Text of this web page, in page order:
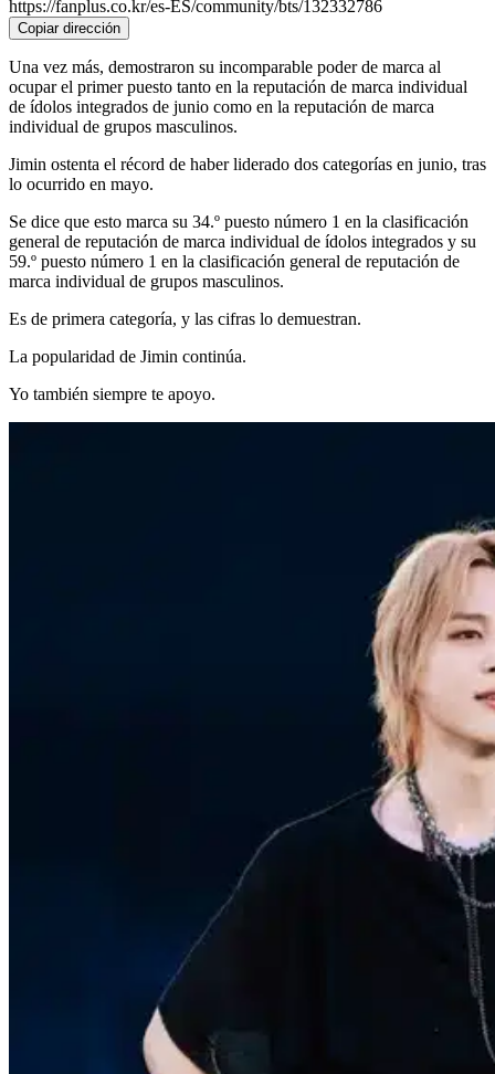
https://fanplus.co.kr/es-ES/community/bts/132332786
Copiar dirección
Una vez más, demostraron su incomparable poder de marca al
ocupar el primer puesto tanto en la reputación de marca individual
de ídolos integrados de junio como en la reputación de marca
individual de grupos masculinos.
Jimin ostenta el récord de haber liderado dos categorías en junio, tras
lo ocurrido en mayo.
Se dice que esto marca su 34.º puesto número 1 en la clasificación
general de reputación de marca individual de ídolos integrados y su
59.º puesto número 1 en la clasificación general de reputación de
marca individual de grupos masculinos.
Es de primera categoría, y las cifras lo demuestran.
La popularidad de Jimin continúa.
Yo también siempre te apoyo.